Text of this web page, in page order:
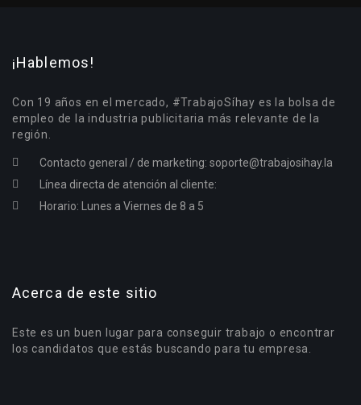
¡Hablemos!
Con 19 años en el mercado, #TrabajoSíhay es la bolsa de
empleo de la industria publicitaria más relevante de la
región.
Contacto general / de marketing: soporte@trabajosihay.la
Línea directa de atención al cliente:
Horario: Lunes a Viernes de 8 a 5
Acerca de este sitio
Este es un buen lugar para conseguir trabajo o encontrar
los candidatos que estás buscando para tu empresa.